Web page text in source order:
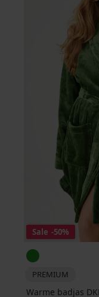
Sale -50%
PREMIUM
Warme badjas